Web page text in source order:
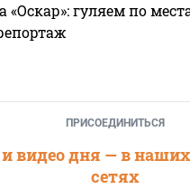
гуляем по
ПРИСОЕДИНИТЬСЯ
видео дня — в
сетях